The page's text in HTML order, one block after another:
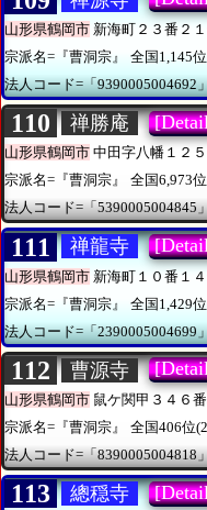
山形県鶴岡市 新海町２３番２
宗派名=『曹洞宗』
全国1,145
法人コード=「9390005004692
110 禅勝庵
山形県鶴岡市 中田字八幡１２
宗派名=『曹洞宗』
全国6,973
法人コード=「5390005004845
111 禅龍寺
山形県鶴岡市 新海町１０番１
宗派名=『曹洞宗』
全国1,429
法人コード=「2390005004699
112 曹源寺
山形県鶴岡市 鼠ケ関甲３４６
宗派名=『曹洞宗』
全国406位
法人コード=「8390005004818
113 總穏寺